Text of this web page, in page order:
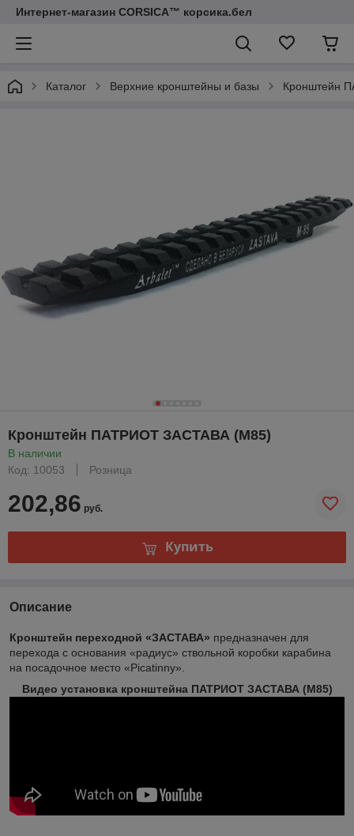
Интернет-магазин CORSICA™ корсика.бел
Каталог Верхние кронштейны и базы Кронштейн
Кронштейн ПАТРИОТ ЗАСТАВА (М85)
В наличии
Код: 10053
Розница
202,86 руб.
Купить
Описание
Кронштейн переходной «ЗАСТАВА» предназначен для
перехода с основания «радиус» ствольной коробки карабина
на посадочное место «Picatinny».
Видео установка кронштейна ПАТРИОТ ЗАСТАВА (М85)